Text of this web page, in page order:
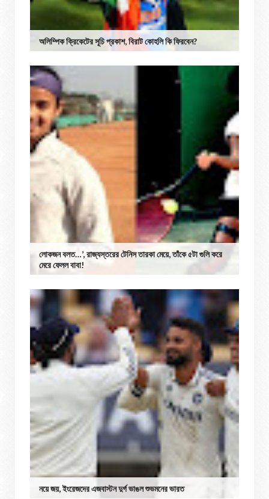
অলিম্পিক ক্রিকেটের সূচি প্রকাশ, বিরাট কোহলি কি ফিরবেন?
লোকজন বলত…’, রাজ্যস্তরের টেনিস তারকা মেয়ে, তাঁকে ৫টা গুলি করে
মেরে ফেলল বাবা!
নয়ে জয়, ইংরেজদের এজবাস্টন দুর্গ ভাঙল শুভমনের ভারত